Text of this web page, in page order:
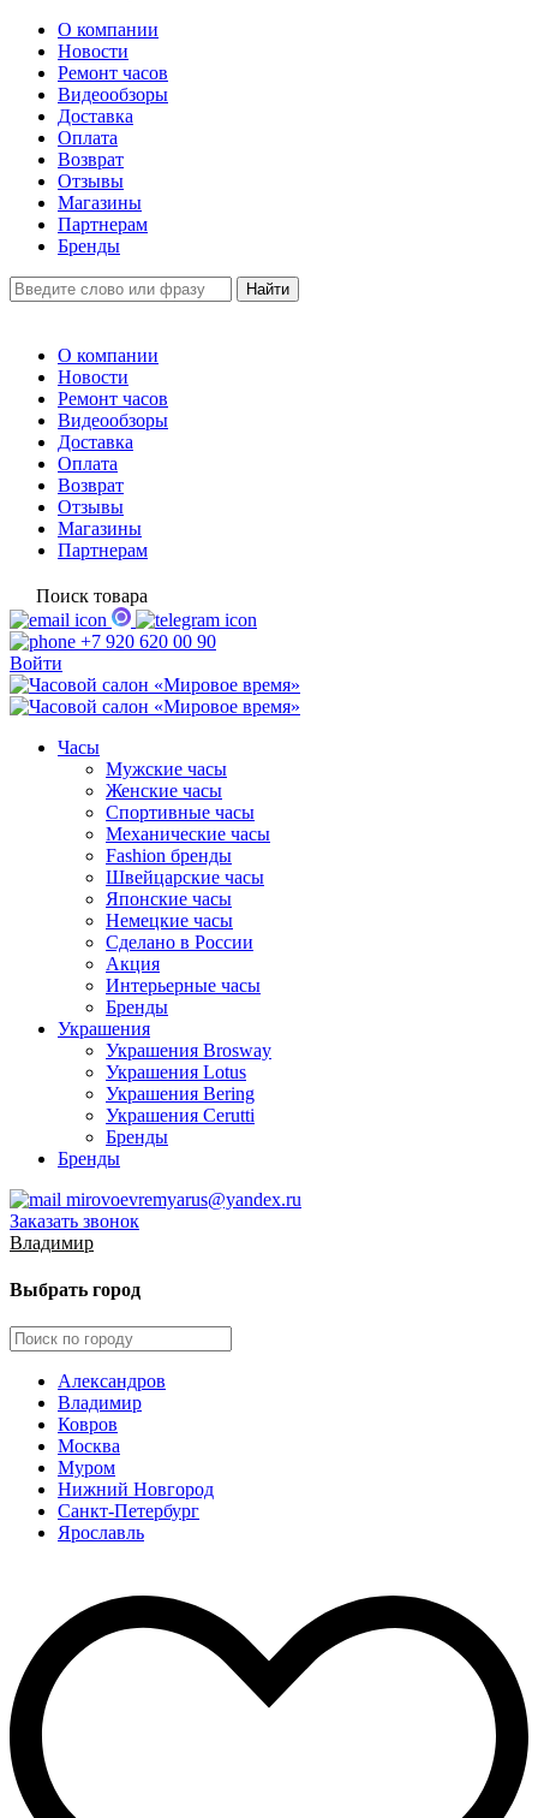
О компании
Новости
Ремонт часов
Видеообзоры
Доставка
Оплата
Возврат
Отзывы
Магазины
Партнерам
Бренды
О компании
Новости
Ремонт часов
Видеообзоры
Доставка
Оплата
Возврат
Отзывы
Магазины
Партнерам
Поиск товара
+7 920 620 00 90
Войти
Часы
Мужские часы
Женские часы
Спортивные часы
Механические часы
Fashion бренды
Швейцарские часы
Японские часы
Немецкие часы
Сделано в России
Акция
Интерьерные часы
Бренды
Украшения
Украшения Brosway
Украшения Lotus
Украшения Bering
Украшения Cerutti
Бренды
Бренды
mirovoevremyarus@yandex.ru
Заказать звонок
Владимир
Выбрать город
Александров
Владимир
Ковров
Москва
Муром
Нижний Новгород
Санкт-Петербург
Ярославль